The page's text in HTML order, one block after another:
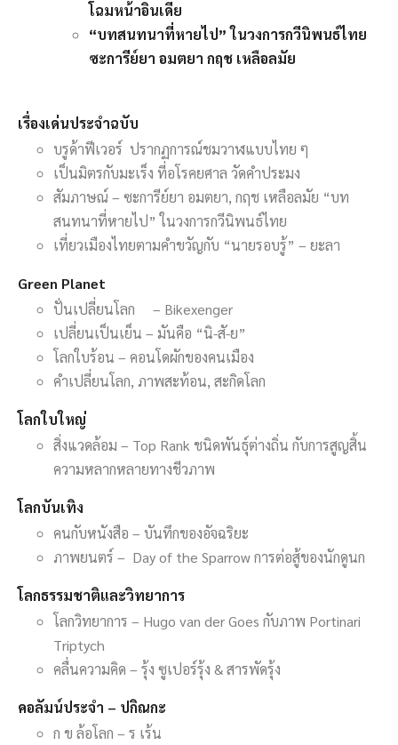
โฉมหน้าอินเดีย
“บทสนทนาที่หายไป” ในวงการกวีนิพนธ์ไทย
ซะการีย์ยา อมตยา กฤช เหลือลมัย
เรื่องเด่นประจำฉบับ
บรูด้าฟีเวอร์ ปรากฏการณ์ชมวาฬแบบไทย ๆ
เป็นมิตรกับมะเร็ง ที่อโรคยศาล วัดคำประมง
สัมภาษณ์ – ซะการีย์ยา อมตยา, กฤช เหลือลมัย “บท
สนทนาที่หายไป” ในวงการกวีนิพนธ์ไทย
เที่ยวเมืองไทยตามคำขวัญกับ “นายรอบรู้” – ยะลา
Green Planet
ปั่นเปลี่ยนโลก – Bikexenger
เปลี่ยนเป็นเย็น – มันคือ “นิ-สั-ย”
โลกใบร้อน – คอนโดผักของคนเมือง
คำเปลี่ยนโลก, ภาพสะท้อน, สะกิดโลก
โลกใบใหญ่
สิ่งแวดล้อม – Top Rank ชนิดพันธุ์ต่างถิ่น กับการสูญสิ้น
ความหลากหลายทางชีวภาพ
โลกบันเทิง
คนกับหนังสือ – บันทึกของอัจฉริยะ
ภาพยนตร์ – Day of the Sparrow การต่อสู้ของนักดูนก
โลกธรรมชาติและวิทยาการ
โลกวิทยาการ – Hugo van der Goes กับภาพ Portinari
Triptych
คลื่นความคิด – รุ้ง ซูเปอร์รุ้ง & สารพัดรุ้ง
คอลัมน์ประจำ – ปกิณกะ
ก ข ล้อโลก – ร เร้น